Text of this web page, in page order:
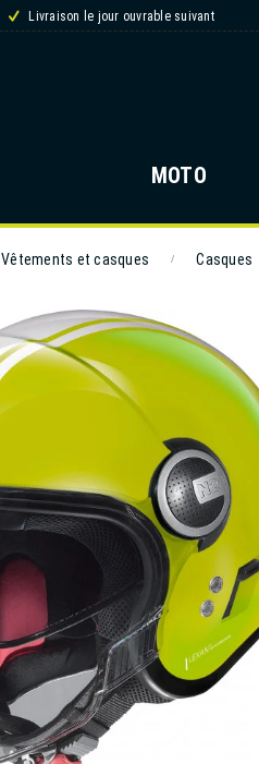
Livraison le jour ouvrable suivant
MOTO
Vêtements et casques / Casques